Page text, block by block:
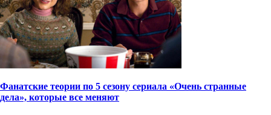
Фанатские теории по 5 сезону сериала «Очень странные
дела», которые все меняют